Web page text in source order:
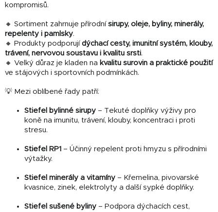
kompromisů.
🔸 Sortiment zahrnuje přírodní sirupy, oleje, byliny, minerály,
repelenty i pamlsky.
🔸 Produkty podporují dýchací cesty, imunitní systém, klouby,
trávení, nervovou soustavu i kvalitu srsti.
🔸 Velký důraz je kladen na kvalitu surovin a praktické použití
ve stájových i sportovních podmínkách.
💡 Mezi oblíbené řady patří:
Stiefel bylinné sirupy – Tekuté doplňky výživy pro
koně na imunitu, trávení, klouby, koncentraci i proti
stresu.
Stiefel RP1 – Účinný repelent proti hmyzu s přírodními
výtažky.
Stiefel minerály a vitamíny – Křemelina, pivovarské
kvasnice, zinek, elektrolyty a další sypké doplňky.
Stiefel sušené byliny – Podpora dýchacích cest,